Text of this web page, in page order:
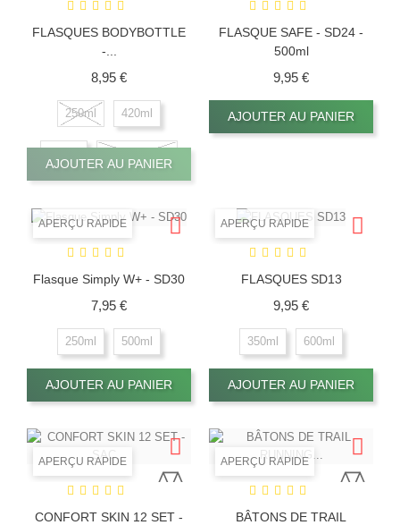
FLASQUES BODYBOTTLE
-...
8,95 €Prix
250ml 420ml
AJOUTER AU PANIER
FLASQUE SAFE - SD24 -
500ml
9,95 €Prix
AJOUTER AU PANIER
APERÇU RAPIDE
Flasque Simply W+ - SD30
7,95 €Prix
250ml 500ml
AJOUTER AU PANIER
APERÇU RAPIDE
FLASQUES SD13
9,95 €Prix
350ml 600ml
AJOUTER AU PANIER
APERÇU RAPIDE
CONFORT SKIN 12 SET -
APERÇU RAPIDE
BÂTONS DE TRAIL